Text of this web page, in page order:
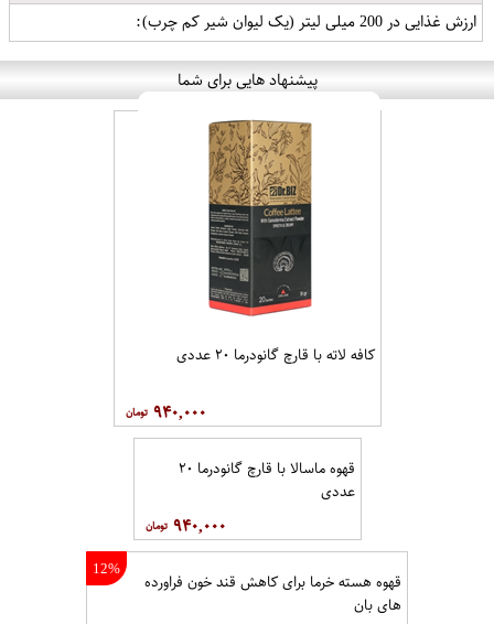
ارزش غذایی در 200 میلی لیتر (یک لیوان شیر کم چرب):
پیشنهاد هایی برای شما
کافه لاته با قارچ گانودرما ۲۰ عددی
۹۴۰,۰۰۰
قهوه ماسالا با قارچ گانودرما ۲۰
عددی
۹۴۰,۰۰۰
12%
قهوه هسته خرما برای کاهش قند خون فراورده
های بان